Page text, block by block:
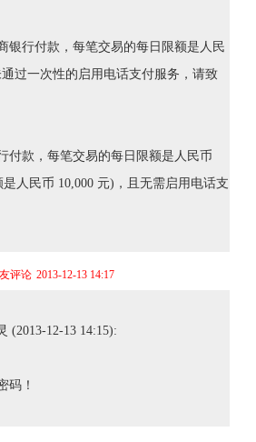
行付款，每笔交易的每日限额是人民
过一次性的启用电话支付服务，请致
款，每笔交易的每日限额是人民币
人民币 10,000 元)，且无需启用电话支
评论 2013-12-13 14:17
(2013-12-13 14:15):
码！